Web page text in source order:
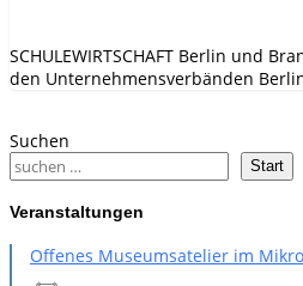
SCHULEWIRTSCHAFT Berlin und
den Unternehmens­verbänden
Suchen
Start
Veranstaltungen
Offenes Museumsatelier im